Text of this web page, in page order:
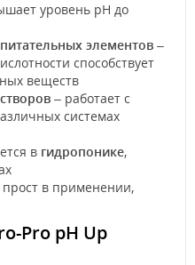
уровень pH до
элементов –
способствует
веществ
– работает с
системах
в гидропонике,
прост в применении,
Pro pH Up